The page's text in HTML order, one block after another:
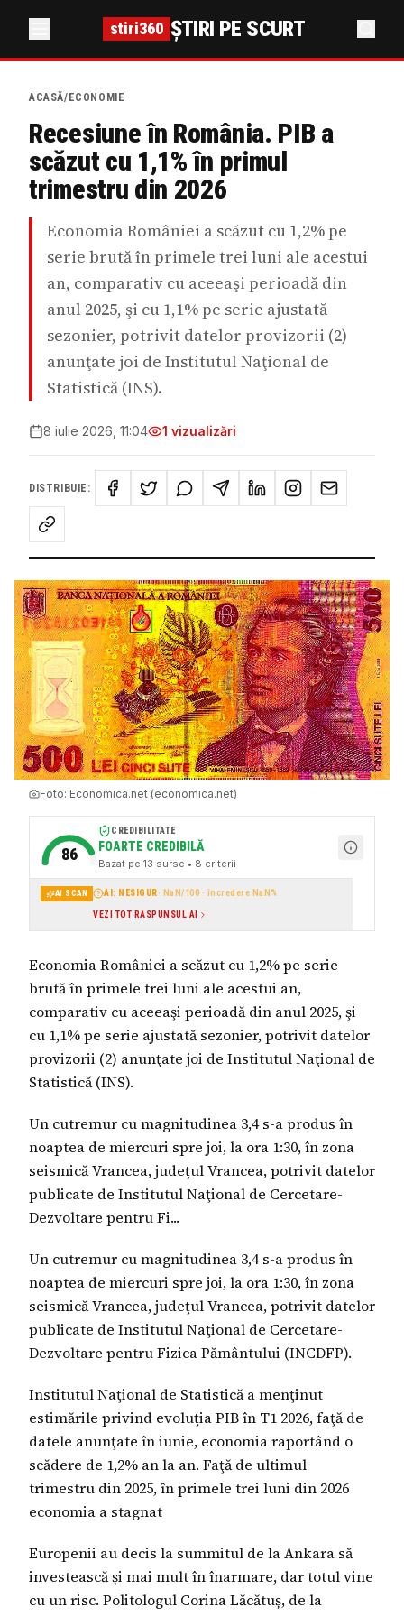
stiri360 ȘTIRI PE SCURT
ACASĂ/ ECONOMIE
Recesiune în România. PIB a
scăzut cu 1,1% în primul
trimestru din 2026
Economia României a scăzut cu 1,2% pe
serie brută în primele trei luni ale acestui
an, comparativ cu aceeaşi perioadă din
anul 2025, şi cu 1,1% pe serie ajustată
sezonier, potrivit datelor provizorii (2)
anunţate joi de Institutul Naţional de
Statistică (INS).
8 iulie 2026, 11:04 1 vizualizări
DISTRIBUIE:
Foto: Economica.net (economica.net)
86
CREDIBILITATE
FOARTE CREDIBILĂ
Bazat pe 13 surse • 8 criterii
AI SCAN AI: NESIGUR· NaN/100 · încredere NaN%
VEZI TOT RĂSPUNSUL AI
Economia României a scăzut cu 1,2% pe serie
brută în primele trei luni ale acestui an,
comparativ cu aceeaşi perioadă din anul 2025, şi
cu 1,1% pe serie ajustată sezonier, potrivit datelor
provizorii (2) anunţate joi de Institutul Naţional de
Statistică (INS).
Un cutremur cu magnitudinea 3,4 s-a produs în
noaptea de miercuri spre joi, la ora 1:30, în zona
seismică Vrancea, judeţul Vrancea, potrivit datelor
publicate de Institutul Naţional de Cercetare-
Dezvoltare pentru Fi...
Un cutremur cu magnitudinea 3,4 s-a produs în
noaptea de miercuri spre joi, la ora 1:30, în zona
seismică Vrancea, judeţul Vrancea, potrivit datelor
publicate de Institutul Naţional de Cercetare-
Dezvoltare pentru Fizica Pământului (INCDFP).
Institutul Naţional de Statistică a menţinut
estimările privind evoluţia PIB în T1 2026, faţă de
datele anunţate în iunie, economia raportând o
scădere de 1,2% an la an. Faţă de ultimul
trimestru din 2025, în primele trei luni din 2026
economia a stagnat
Europenii au decis la summitul de la Ankara să
investească și mai mult în înarmare, dar totul vine
cu un risc. Politologul Corina Lăcătuș, de la